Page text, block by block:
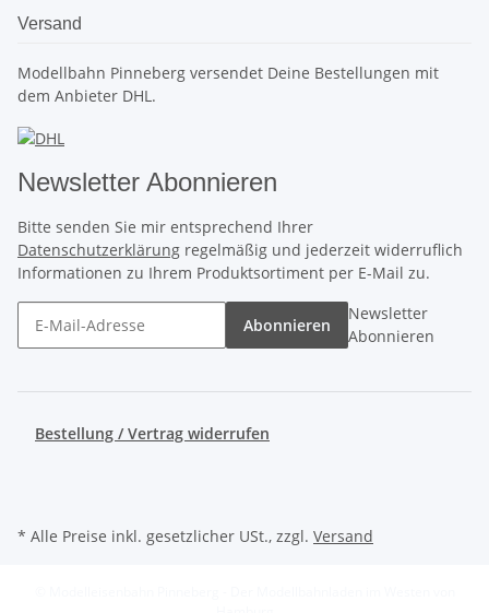
Versand
Modellbahn Pinneberg versendet Deine Bestellungen mit
dem Anbieter DHL.
Newsletter Abonnieren
Bitte senden Sie mir entsprechend Ihrer
Datenschutzerklärung regelmäßig und jederzeit widerruflich
Informationen zu Ihrem Produktsortiment per E-Mail zu.
Abonnieren
Newsletter
Abonnieren
Bestellung / Vertrag widerrufen
* Alle Preise inkl. gesetzlicher USt., zzgl. Versand